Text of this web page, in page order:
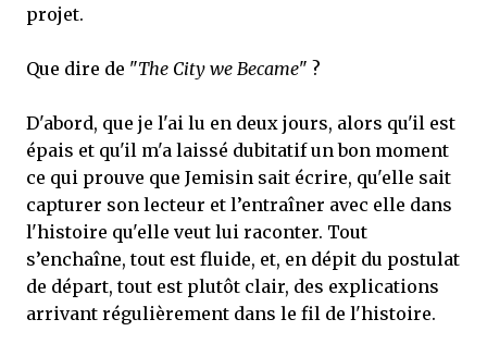
projet.
Que dire de "The City we Became" ?
D'abord, que je l'ai lu en deux jours, alors qu'il est
épais et qu'il m'a laissé dubitatif un bon moment
ce qui prouve que Jemisin sait écrire, qu'elle sait
capturer son lecteur et l’entraîner avec elle dans
l'histoire qu'elle veut lui raconter. Tout
s’enchaîne, tout est fluide, et, en dépit du postulat
de départ, tout est plutôt clair, des explications
arrivant régulièrement dans le fil de l'histoire.